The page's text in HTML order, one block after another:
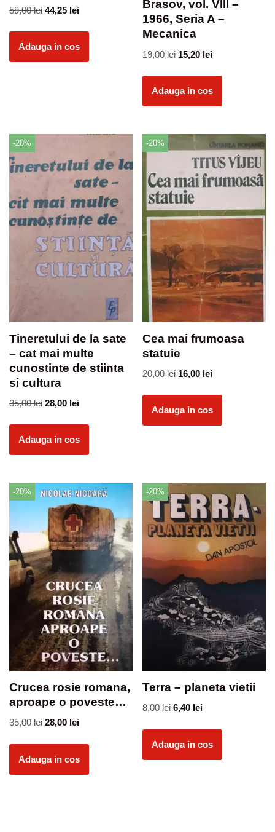
59,00lei 44,25 lei
Adauga in cos
Brasov, vol. VIII –
1966, Seria A –
Mecanica
19,00lei 15,20 lei
Adauga in cos
-20%
Tineretului de la sate
– cat mai multe
cunostinte de stiinta
si cultura
35,00lei 28,00 lei
Adauga in cos
-20%
Cea mai frumoasa
statuie
20,00lei 16,00 lei
Adauga in cos
-20%
Crucea rosie romana,
aproape o poveste…
35,00lei 28,00 lei
Adauga in cos
-20%
Terra – planeta vietii
8,00lei 6,40 lei
Adauga in cos